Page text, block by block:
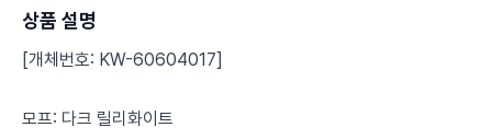
상품 설명
[개체번호: KW-60604017]
모프: 다크 릴리화이트